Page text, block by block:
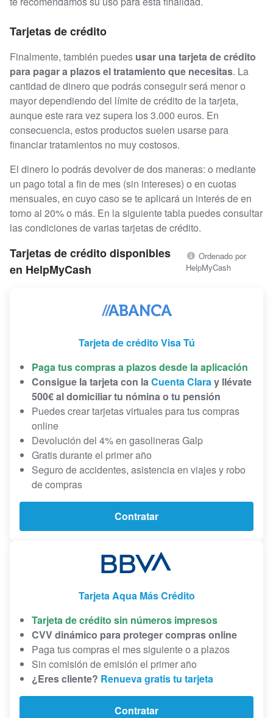
Tarjetas de crédito
Finalmente, también puedes usar una tarjeta de crédito
para pagar a plazos el tratamiento que necesitas. La
cantidad de dinero que podrás conseguir será menor o
mayor dependiendo del límite de crédito de la tarjeta,
aunque este rara vez supera los 3.000 euros. En
consecuencia, estos productos suelen usarse para
financiar tratamientos no muy costosos.
El dinero lo podrás devolver de dos maneras: o mediante
un pago total a fin de mes (sin intereses) o en cuotas
mensuales, en cuyo caso se te aplicará un interés de en
torno al 20% o más. En la siguiente tabla puedes consultar
las condiciones de varias tarjetas de crédito.
Tarjetas de crédito disponibles
en HelpMyCash
Ordenado por
HelpMyCash
Tarjeta de crédito Visa Tú
Paga tus compras a plazos desde la aplicación
Consigue la tarjeta con laCuenta Claray llévate
500€ al domiciliar tu nómina o tu pensión
Puedes crear tarjetas virtuales para tus compras
online
Devolución del 4% en gasolineras Galp
Gratis durante el primer año
Seguro de accidentes, asistencia en viajes y robo
de compras
Contratar
Tarjeta Aqua Más Crédito
Tarjeta de crédito sin números impresos
CVV dinámico para proteger compras online
Paga tus compras el mes siguiente o a plazos
Sin comisión de emisión el primer año
¿Eres cliente? Renueva gratis tu tarjeta
Contratar